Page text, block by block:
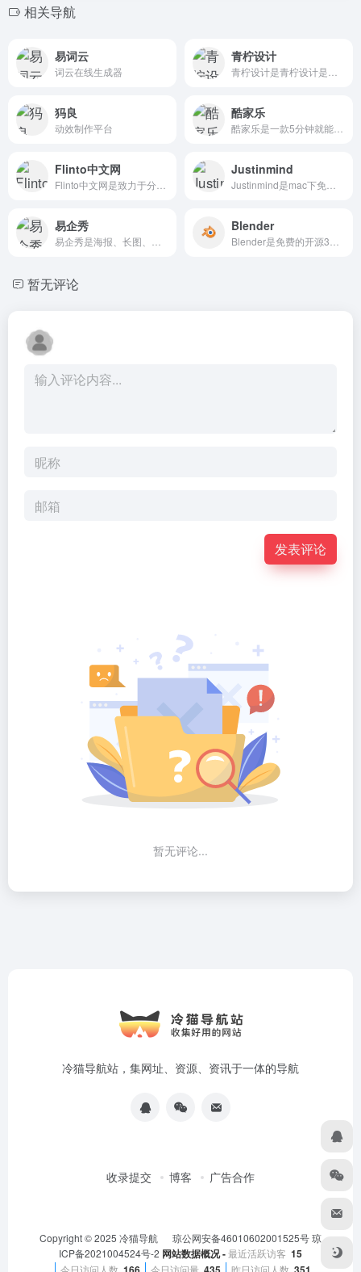
相关导航
易词云
词云在线生成器
青柠设计
犸良
动效制作平台
酷家乐
Flinto中文网 Justinmind
易企秀 Blender
暂无评论
发表评论
暂无评论...
冷猫导航站，集网址、资源、资讯于一体的导航
收录提交 博客 广告合作
Copyright © 2025 冷猫导航 琼公网安备46010602001525号琼
ICP备2021004524号-2 网站数据概况 -最近活跃访客 15
今日访问人数 今日访问量 昨日访问人数